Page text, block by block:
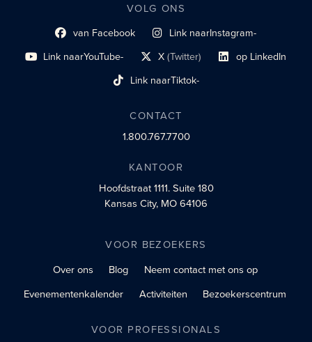
VOLG ONS
Link naar sociaal profiel
van Facebook Link naarInstagram-
sociaal profiel
Link naarYouTube-
sociaal profiel X(Twitter)
sociaal profiellink Link naar sociaal
op LinkedIn
Link naarTiktok-
sociaalprofiel
CONTACT
1.800.767.7700
KANTOOR
Hoofdstraat 1111.Suite 180
Kansas City, MO 64106
VOOR BEZOEKERS
Over ons
Blog
Neem contact met ons op
Evenementenkalender
Activiteiten Bezoekerscentrum
VOOR PROFESSIONALS